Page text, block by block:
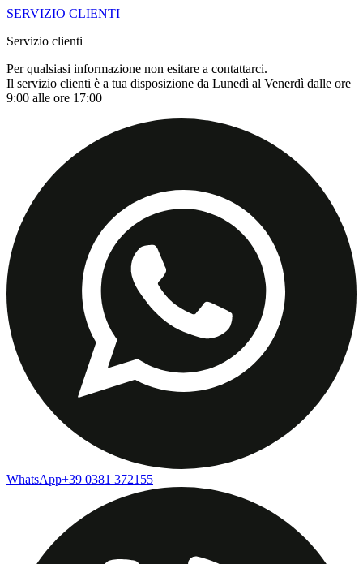
SERVIZIO CLIENTI
Servizio clienti
Per qualsiasi informazione non esitare a contattarci.
Il servizio clienti è a tua disposizione da Lunedì al Venerdì dalle ore
9:00 alle ore 17:00
WhatsApp+39 0381 372155